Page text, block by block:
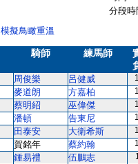
分段
模擬鳥瞰重溫
騎師 練馬師
周俊樂 呂健威
麥道朗 方嘉柏
蔡明紹 巫偉傑
潘頓 告東尼
田泰安 大衛希斯
賀銘年 蔡約翰
鍾易禮 伍鵬志